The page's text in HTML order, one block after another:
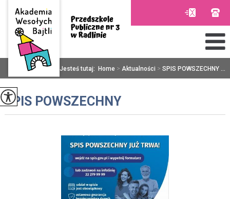
Jesteś tutaj: Home > Aktualności > SPIS POWSZECHNY ...
SPIS POWSZECHNY